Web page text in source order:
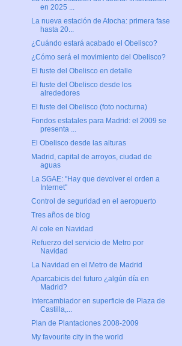
en 2025 ...
La nueva estación de Atocha: primera fase
hasta 20...
¿Cuándo estará acabado el Obelisco?
¿Cómo será el movimiento del Obelisco?
El fuste del Obelisco en detalle
El fuste del Obelisco desde los
alrededores
El fuste del Obelisco (foto nocturna)
Fondos estatales para Madrid: el 2009 se
presenta ...
El Obelisco desde las alturas
Madrid, capital de arroyos, ciudad de
aguas
La SGAE: "Hay que devolver el orden a
Internet"
Control de seguridad en el aeropuerto
Tres años de blog
Al cole en Navidad
Refuerzo del servicio de Metro por
Navidad
La Navidad en el Metro de Madrid
Aparcabicis del futuro ¿algún día en
Madrid?
Intercambiador en superficie de Plaza de
Castilla,...
Plan de Plantaciones 2008-2009
My favourite city in the world